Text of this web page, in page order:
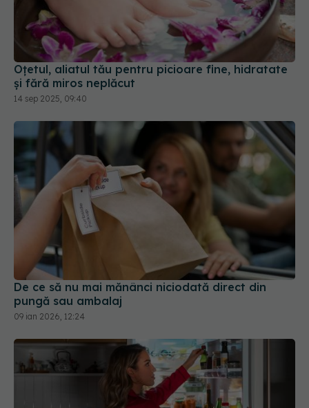
Oțetul, aliatul tău pentru picioare fine, hidratate
și fără miros neplăcut
14 sep 2025, 09:40
De ce să nu mai mănânci niciodată direct din
pungă sau ambalaj
09 ian 2026, 12:24